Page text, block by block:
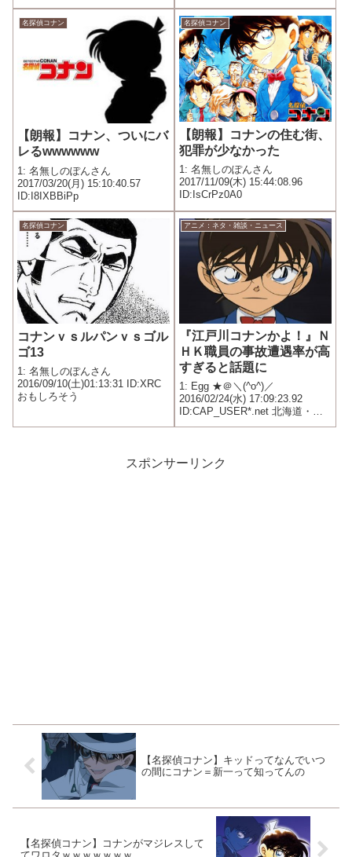
名探偵コナン
【朗報】コナン、ついにバ
レるwwwwww
1: 名無しのぽんさん
2017/03/20(月) 15:10:40.57
ID:I8IXBBiPp
名探偵コナン
【朗報】コナンの住む街、
犯罪が少なかった
1: 名無しのぽんさん
2017/11/09(木) 15:44:08.96
ID:IsCrPz0A0
名探偵コナン
コナンｖｓルパンｖｓゴル
ゴ13
1: 名無しのぽんさん
2016/09/10(土)01:13:31 ID:XRC
おもしろそう
アニメ：ネタ・雑談・ニュース
『江戸川コナンかよ！』Ｎ
ＨＫ職員の事故遭遇率が高
すぎると話題に
1: Egg ★＠＼(^o^)／
2016/02/24(水) 17:09:23.92
ID:CAP_USER*.net 北海道・新
千歳空港で２３日午後、乗客乗
導路を走行中に右エンジンか...
スポンサーリンク
【名探偵コナン】キッドってなんでいつ
の間にコナン＝新一って知ってんの
【名探偵コナン】コナンがマジレスして